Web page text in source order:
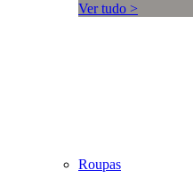
Ver tudo >
Roupas